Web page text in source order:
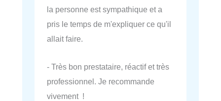
la personne est sympathique et a
pris le temps de m'expliquer ce qu'il
allait faire.
- Très bon prestataire, réactif et très
professionnel. Je recommande
vivement !